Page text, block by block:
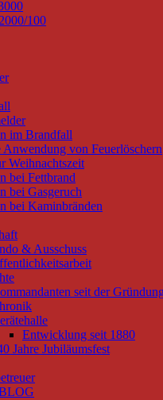
100
im Brandfall
Anwendung von Feuerlöschern
Weihnachtszeit
bei Fettbrand
bei Gasgeruch
bei Kaminbränden
& Ausschuss
seit der
Entwicklung seit 1880
Jahre Jubiläumsfest